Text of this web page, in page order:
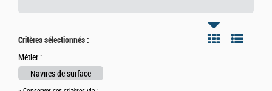
Critères sélectionnés :
Métier :
Navires de surface